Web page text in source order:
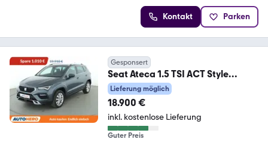
Kontakt Parken
Gesponsert
Seat Ateca 1.5 TSI ACT Style
Aut.*NAV*LED*ACC*360*PDC
Lieferung möglich
18.900 €
inkl. kostenlose Lieferung
Guter Preis